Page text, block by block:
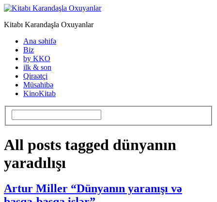
Kitabı Karandaşla Oxuyanlar
Ana səhifə
Biz
by KKO
ilk & son
Qiraətçi
Müsahibə
KinoKitab
All posts tagged dünyanın
yaradılışı
Artur Miller “Dünyanın yaranışı və